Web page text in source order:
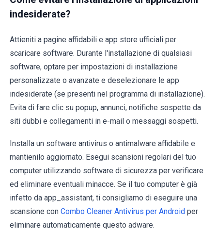
indesiderate?
Attieniti a pagine affidabili e app store ufficiali per
scaricare software. Durante l'installazione di qualsiasi
software, optare per impostazioni di installazione
personalizzate o avanzate e deselezionare le app
indesiderate (se presenti nel programma di installazione).
Evita di fare clic su popup, annunci, notifiche sospette da
siti dubbi e collegamenti in e-mail o messaggi sospetti.
Installa un software antivirus o antimalware affidabile e
mantienilo aggiornato. Esegui scansioni regolari del tuo
computer utilizzando software di sicurezza per verificare
ed eliminare eventuali minacce. Se il tuo computer è già
infetto da app_assistant, ti consigliamo di eseguire una
scansione con Combo Cleaner Antivirus per Android per
eliminare automaticamente questo adware.